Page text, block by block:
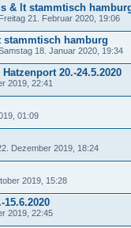
& lt stammtisch
21. Februar 2020, 19:06
stammtisch hamburg
18. Januar 2020, 19:34
20.-24.5.2020
2019, 22:41
01:09
Dezember 2019, 18:24
2019, 15:28
15.6.2020
2019, 22:45